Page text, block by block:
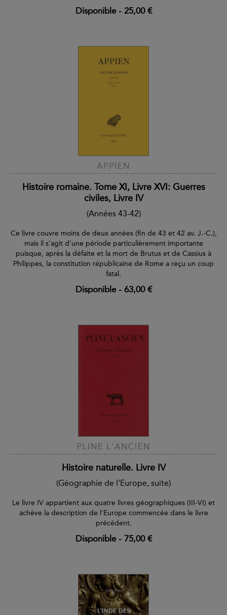
Disponible- 25,00 €
APPIEN
Histoire romaine. Tome XI, Livre XVI: Guerres
civiles, Livre IV
(Années 43-42)
Ce livre couvre moins de deux années (fin de 43 et 42 av. J.-C.),
mais il s'agit d'une période particulièrement importante
puisque, après la défaite et la mort de Brutus et de Cassius à
Philippes, la constitution républicaine de Rome a reçu un coup
fatal.
Disponible- 63,00 €
PLINE L'ANCIEN
Histoire naturelle. Livre IV
(Géographie de l'Europe, suite)
Le livre IV appartient aux quatre livres géographiques (III-VI) et
achève la description de l'Europe commencée dans le livre
précédent.
Disponible- 75,00 €